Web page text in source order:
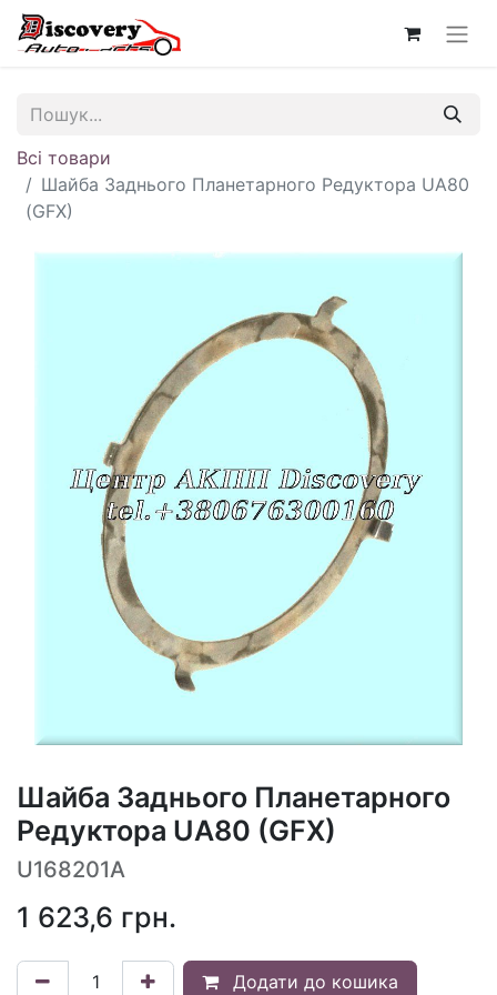
Всі товари
Шайба Заднього Планетарного Редуктора UA80
(GFX)
Шайба Заднього Планетарного
Редуктора UA80 (GFX)
U168201A
1 623,6 грн.
Додати до кошика